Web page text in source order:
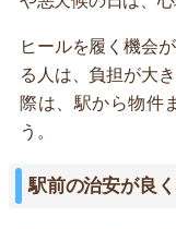
ヒールを履く機会
る人は、負担が大
際は、駅から物件
う。
駅前の治安が良